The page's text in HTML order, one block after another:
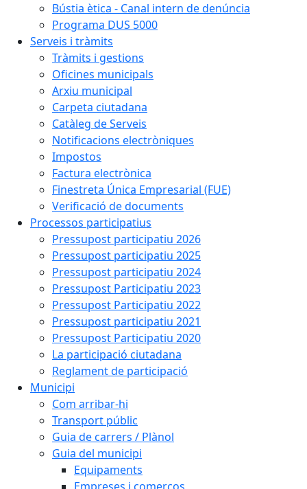
Bústia ètica - Canal intern de denúncia
Programa DUS 5000
Serveis i tràmits
Tràmits i gestions
Oficines municipals
Arxiu municipal
Carpeta ciutadana
Catàleg de Serveis
Notificacions electròniques
Impostos
Factura electrònica
Finestreta Única Empresarial (FUE)
Verificació de documents
Processos participatius
Pressupost participatiu 2026
Pressupost participatiu 2025
Pressupost participatiu 2024
Pressupost Participatiu 2023
Pressupost Participatiu 2022
Pressupost participatiu 2021
Pressupost Participatiu 2020
La participació ciutadana
Reglament de participació
Municipi
Com arribar-hi
Transport públic
Guia de carrers / Plànol
Guia del municipi
Equipaments